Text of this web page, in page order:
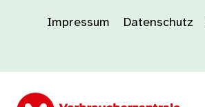
Impressum Datenschutz